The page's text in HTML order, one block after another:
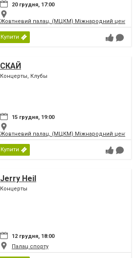
20 грудня, 17:00
Жовтневий палац, (МЦКМ) Міжнародний центр
Купити
СКАЙ
Концерты, Клубы
15 грудня, 19:00
Жовтневий палац, (МЦКМ) Міжнародний центр
Купити
Jerry Heil
Концерты
12 грудня, 18:00
Палац спорту